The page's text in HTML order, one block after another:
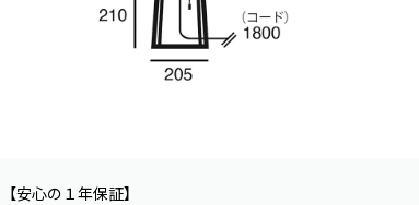
【安心の１年保証】